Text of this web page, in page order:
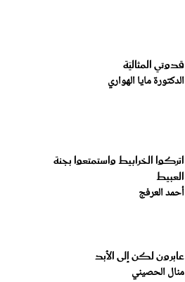
قدوتي المثاليّة
الدكتورة مايا الهواري
اتركوا الخرابيط واستمتعوا بجنة
العبيط
أحمد العرفج
عابرون لكن إلى الأبد
منال الحصيني